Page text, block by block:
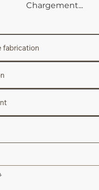
Chargement...
fabrication